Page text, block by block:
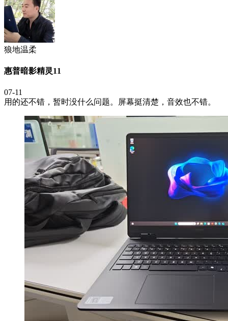
狼地温柔
惠普暗影精灵11
07-11
用的还不错，暂时没什么问题。屏幕挺清楚，音效也不错。